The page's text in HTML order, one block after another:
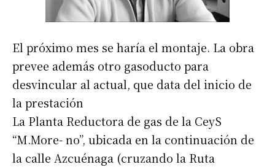
El próximo mes se haría el montaje. La obra
prevee además otro gasoducto para
desvincular al actual, que data del inicio de
la prestación
La Planta Reductora de gas de la CeyS
“M.More- no”, ubicada en la continuación de
la calle Azcuénaga (cruzando la Ruta